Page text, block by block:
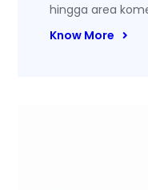
hingga area
Know More